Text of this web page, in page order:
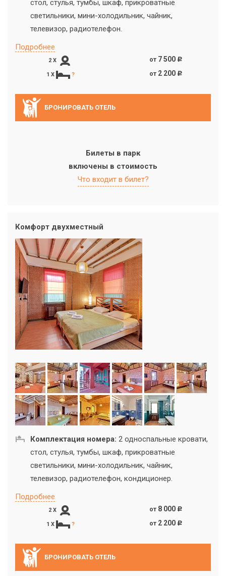
стол, стулья, тумбы, шкаф, прикроватные
светильники, мини-холодильник, чайник,
телевизор, радиотелефон.
Подробнее
2 X от7 500 c
1 X ? от2 200 c
БРОНИРОВАТЬ ОТЕЛЬ
Билеты в парк
включены в стоимость
Что входит в билет?
Комфорт двухместный
Комплектация номера: 2 односпальные кровати,
стол, стулья, тумбы, шкаф, прикроватные
светильники, мини-холодильник, чайник,
телевизор, радиотелефон, кондиционер.
Подробнее
2 X от8 000 c
1 X ? от2 200 c
БРОНИРОВАТЬ ОТЕЛЬ